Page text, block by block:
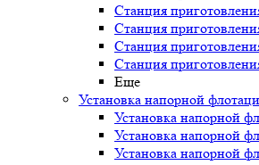
Станция
Станция
Станция
Станция
Еще
Установка напорной
Установка напорной
Установка напорной
Установка напорной